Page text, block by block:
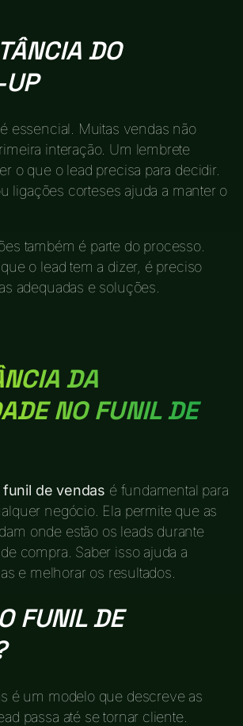
DO
essencial. Muitas vendas não
interação. Um lembrete
o que o lead precisa para decidir.
ligações corteses ajuda a manter o
também é parte do processo.
o lead tem a dizer, é preciso
adequadas e soluções.
DA
NO FUNIL DE
funil de vendas é fundamental para
negócio. Ela permite que as
onde estão os leads durante
compra. Saber isso ajuda a
e melhorar os resultados.
FUNIL DE
é um modelo que descreve as
passa até se tornar cliente.